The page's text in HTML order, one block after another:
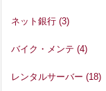
ネット銀行 (3)
バイク・メンテ (4)
レンタルサーバー (18)